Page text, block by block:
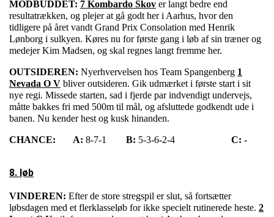
MODBUDDET: 7 Kombardo Skov er langt bedre end
resultatrækken, og plejer at gå godt her i Aarhus, hvor den
tidligere på året vandt Grand Prix Consolation med Henrik
Lønborg i sulkyen. Køres nu for første gang i løb af sin træner og
medejer Kim Madsen, og skal regnes langt fremme her.
OUTSIDEREN: Nyerhvervelsen hos Team Spangenberg 1
Nevada O V bliver outsideren. Gik udmærket i første start i sit
nye regi. Missede starten, sad i fjerde par indvendigt undervejs,
måtte bakkes fri med 500m til mål, og afsluttede godkendt ude i
banen. Nu kender hest og kusk hinanden.
CHANCE: A: 8-7-1 B: 5-3-6-2-4 C: -
8. løb
VINDEREN: Efter de store stregspil er slut, så fortsætter
løbsdagen med et flerklasseløb for ikke specielt rutinerede heste. 2